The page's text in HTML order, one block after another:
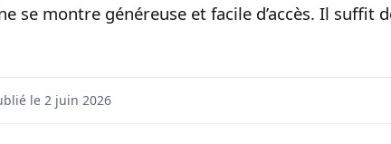
se montre généreuse et facile d’accès. Il suffit
le 2 juin 2026